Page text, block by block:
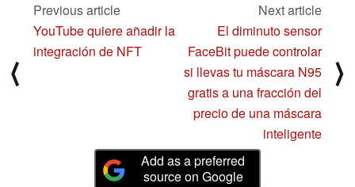
⟨
Previous article
YouTube quiere añadir la
integración de NFT
Next article
El diminuto sensor
FaceBit puede controlar
si llevas tu máscara N95
gratis a una fracción del
precio de una máscara
inteligente
⟩
Add as a preferred
source on Google